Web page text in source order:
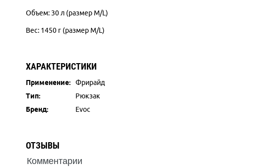
Объем: 30 л (размер M/L)
Вес: 1450 г (размер M/L)
ХАРАКТЕРИСТИКИ
Применение:
Фрирайд
Тип:
Рюкзак
Бренд:
Evoc
ОТЗЫВЫ
Комментарии